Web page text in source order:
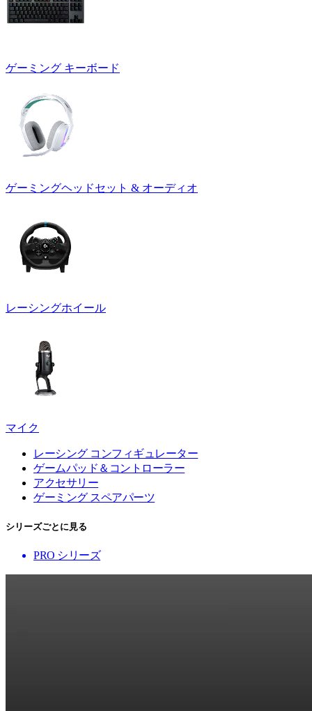
ゲーミング キーボード
ゲーミングヘッドセット & オーディオ
レーシングホイール
マイク
レーシング コンフィギュレーター
ゲームパッド＆コントローラー
アクセサリー
ゲーミング スペアパーツ
シリーズごとに見る
PRO シリーズ